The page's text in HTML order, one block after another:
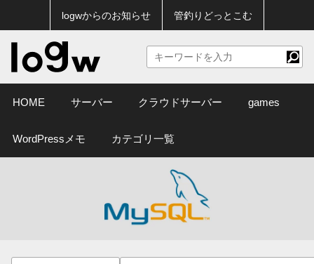
logwからのお知らせ 管釣りどっとこむ
HOME サーバー クラウドサーバー games
WordPressメモ カテゴリ一覧